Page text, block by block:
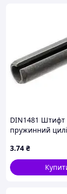
DIN1481 Штифт
пружинний
покриття
3.74 ₴